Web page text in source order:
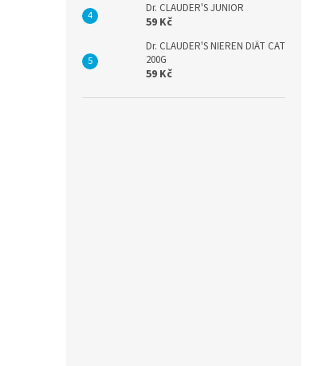
Dr. CLAUDER'S JUNIOR
59 Kč
Dr. CLAUDER'S NIEREN DIÄT CAT
200G
59 Kč